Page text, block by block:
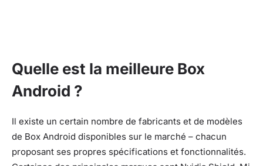
Quelle est la meilleure Box
Android ?
Il existe un certain nombre de fabricants et de modèles
de Box Android disponibles sur le marché – chacun
proposant ses propres spécifications et fonctionnalités.